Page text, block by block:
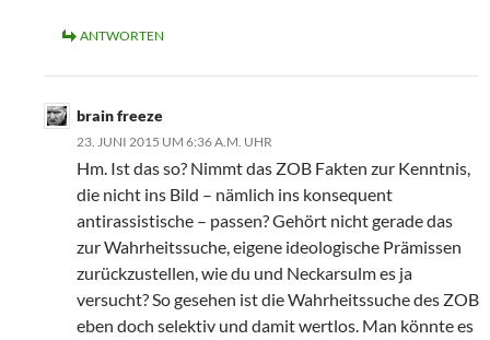
ANTWORTEN
brain freeze
23. JUNI 2015 UM 6:36 A.M. UHR
Hm. Ist das so? Nimmt das ZOB Fakten zur Kenntnis,
die nicht ins Bild – nämlich ins konsequent
antirassistische – passen? Gehört nicht gerade das
zur Wahrheitssuche, eigene ideologische Prämissen
zurückzustellen, wie du und Neckarsulm es ja
versucht? So gesehen ist die Wahrheitssuche des ZOB
eben doch selektiv und damit wertlos. Man könnte es